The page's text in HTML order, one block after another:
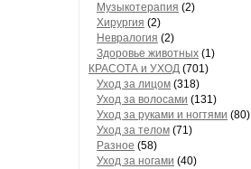
Музыкотерапия (2)
Хирургия (2)
Невралогия (2)
Здоровье животных (1)
КРАСОТА и УХОД (701)
Уход за лицом (318)
Уход за волосами (131)
Уход за руками и ногтями (80)
Уход за телом (71)
Разное (58)
Уход за ногами (40)